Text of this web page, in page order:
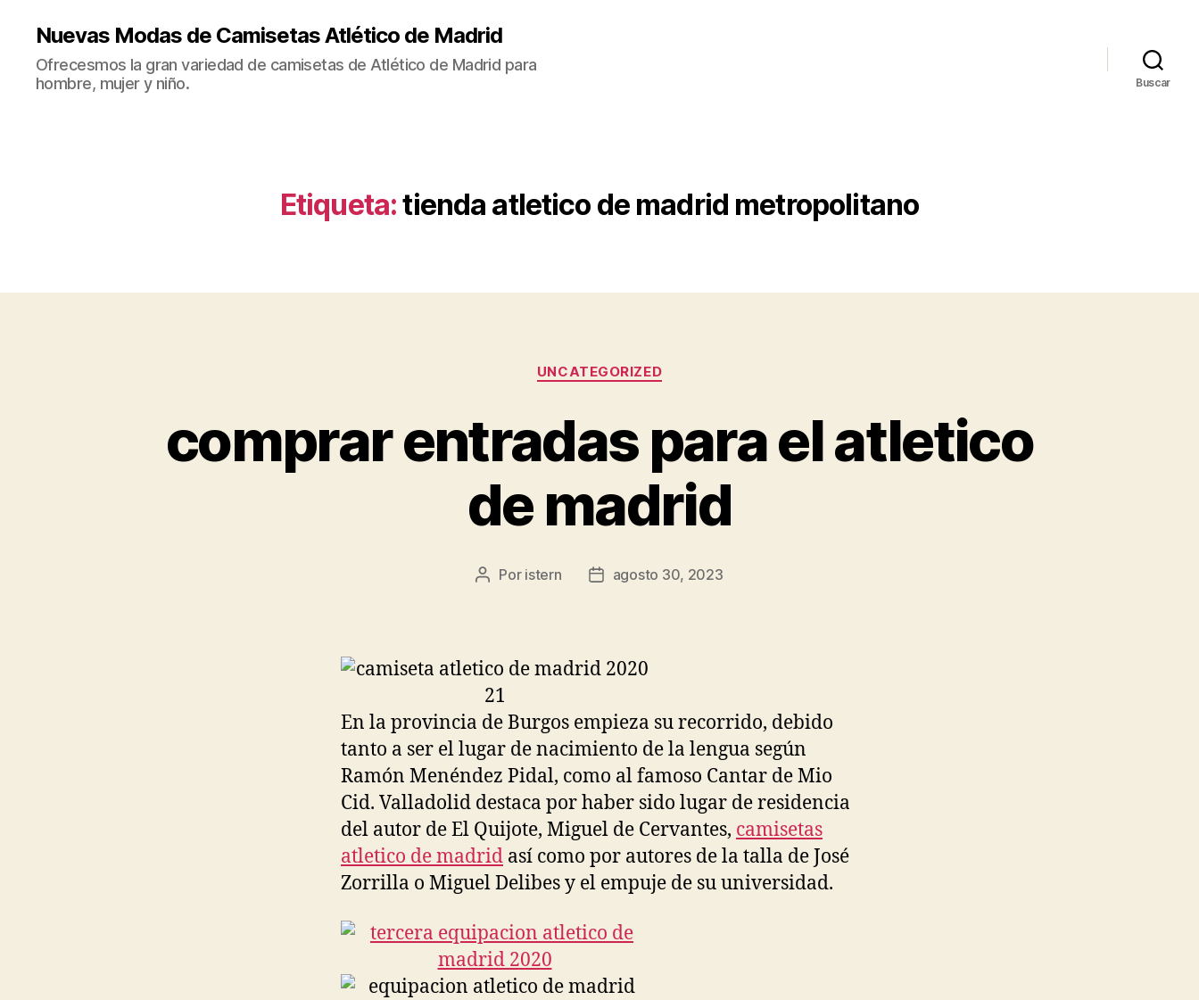
Nuevas Modas de Camisetas Atlético de Madrid
Ofrecesmos la gran variedad de camisetas de Atlético de Madrid para
hombre, mujer y niño.
Buscar
Etiqueta:tienda atletico de madrid metropolitano
Categorías
UNCATEGORIZED
comprar entradas para el atletico
de madrid
Autor
Por istern
Fechaagosto 30, 2023
En la provincia de Burgos empieza su recorrido, debido
tanto a ser el lugar de nacimiento de la lengua según
Ramón Menéndez Pidal, como al famoso Cantar de Mio
Cid. Valladolid destaca por haber sido lugar de residencia
del autor de El Quijote, Miguel de Cervantes, camisetas
atletico de madrid así como por autores de la talla de José
Zorrilla o Miguel Delibes y el empuje de su universidad.